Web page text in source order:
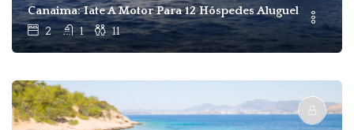
Canaima: Iate A Motor Para 12 Hóspedes Aluguel Diário
2 1 11